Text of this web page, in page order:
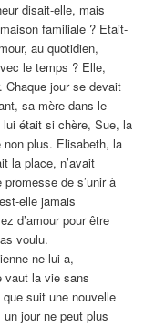
disait-elle, mais
familiale ? Etait-
au quotidien,
le temps ? Elle,
Chaque jour se devait
sa mère dans le
lui était si chère, Sue, la
non plus. Elisabeth, la
la place, n’avait
de s’unir à
elle jamais
d’amour pour être
voulu.
ne lui a,
vaut la vie sans
suit une nouvelle
jour ne peut plus